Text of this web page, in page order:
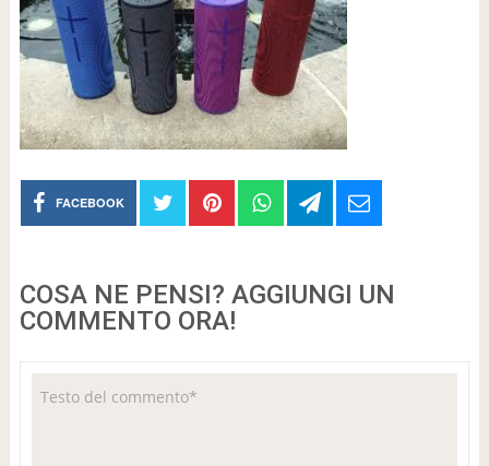
FACEBOOK
COSA NE PENSI? AGGIUNGI UN
COMMENTO ORA!